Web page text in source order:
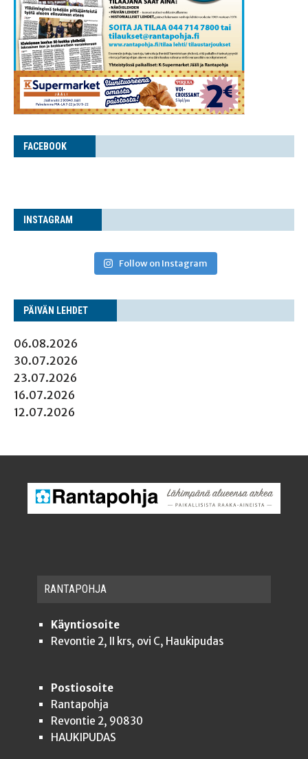
FACE­BOOK
INS­TA­GRAM
Follow on Instagram
PÄI­VÄN LEHDET
06.08.2026
30.07.2026
23.07.2026
16.07.2026
12.07.2026
RAN­TA­POH­JA
Käyntiosoite
Revontie 2, II krs, ovi C, Haukipudas
Postiosoite
Rantapohja
Revontie 2, 90830
HAUKIPUDAS